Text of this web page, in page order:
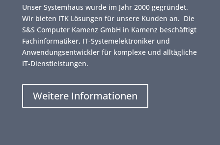
Unser Systemhaus wurde im Jahr 2000 gegründet.
Wir bieten ITK Lösungen für unsere Kunden an. Die
S&S Computer Kamenz GmbH in Kamenz beschäftigt
Fachinformatiker, IT-Systemelektroniker und
Anwendungsentwickler für komplexe und alltägliche
IT-Dienstleistungen.
Weitere Informationen